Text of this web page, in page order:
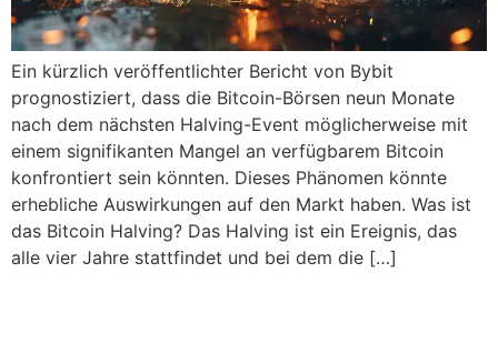
Ein kürzlich veröffentlichter Bericht von Bybit
prognostiziert, dass die Bitcoin-Börsen neun Monate
nach dem nächsten Halving-Event möglicherweise mit
einem signifikanten Mangel an verfügbarem Bitcoin
konfrontiert sein könnten. Dieses Phänomen könnte
erhebliche Auswirkungen auf den Markt haben. Was ist
das Bitcoin Halving? Das Halving ist ein Ereignis, das
alle vier Jahre stattfindet und bei dem die […]